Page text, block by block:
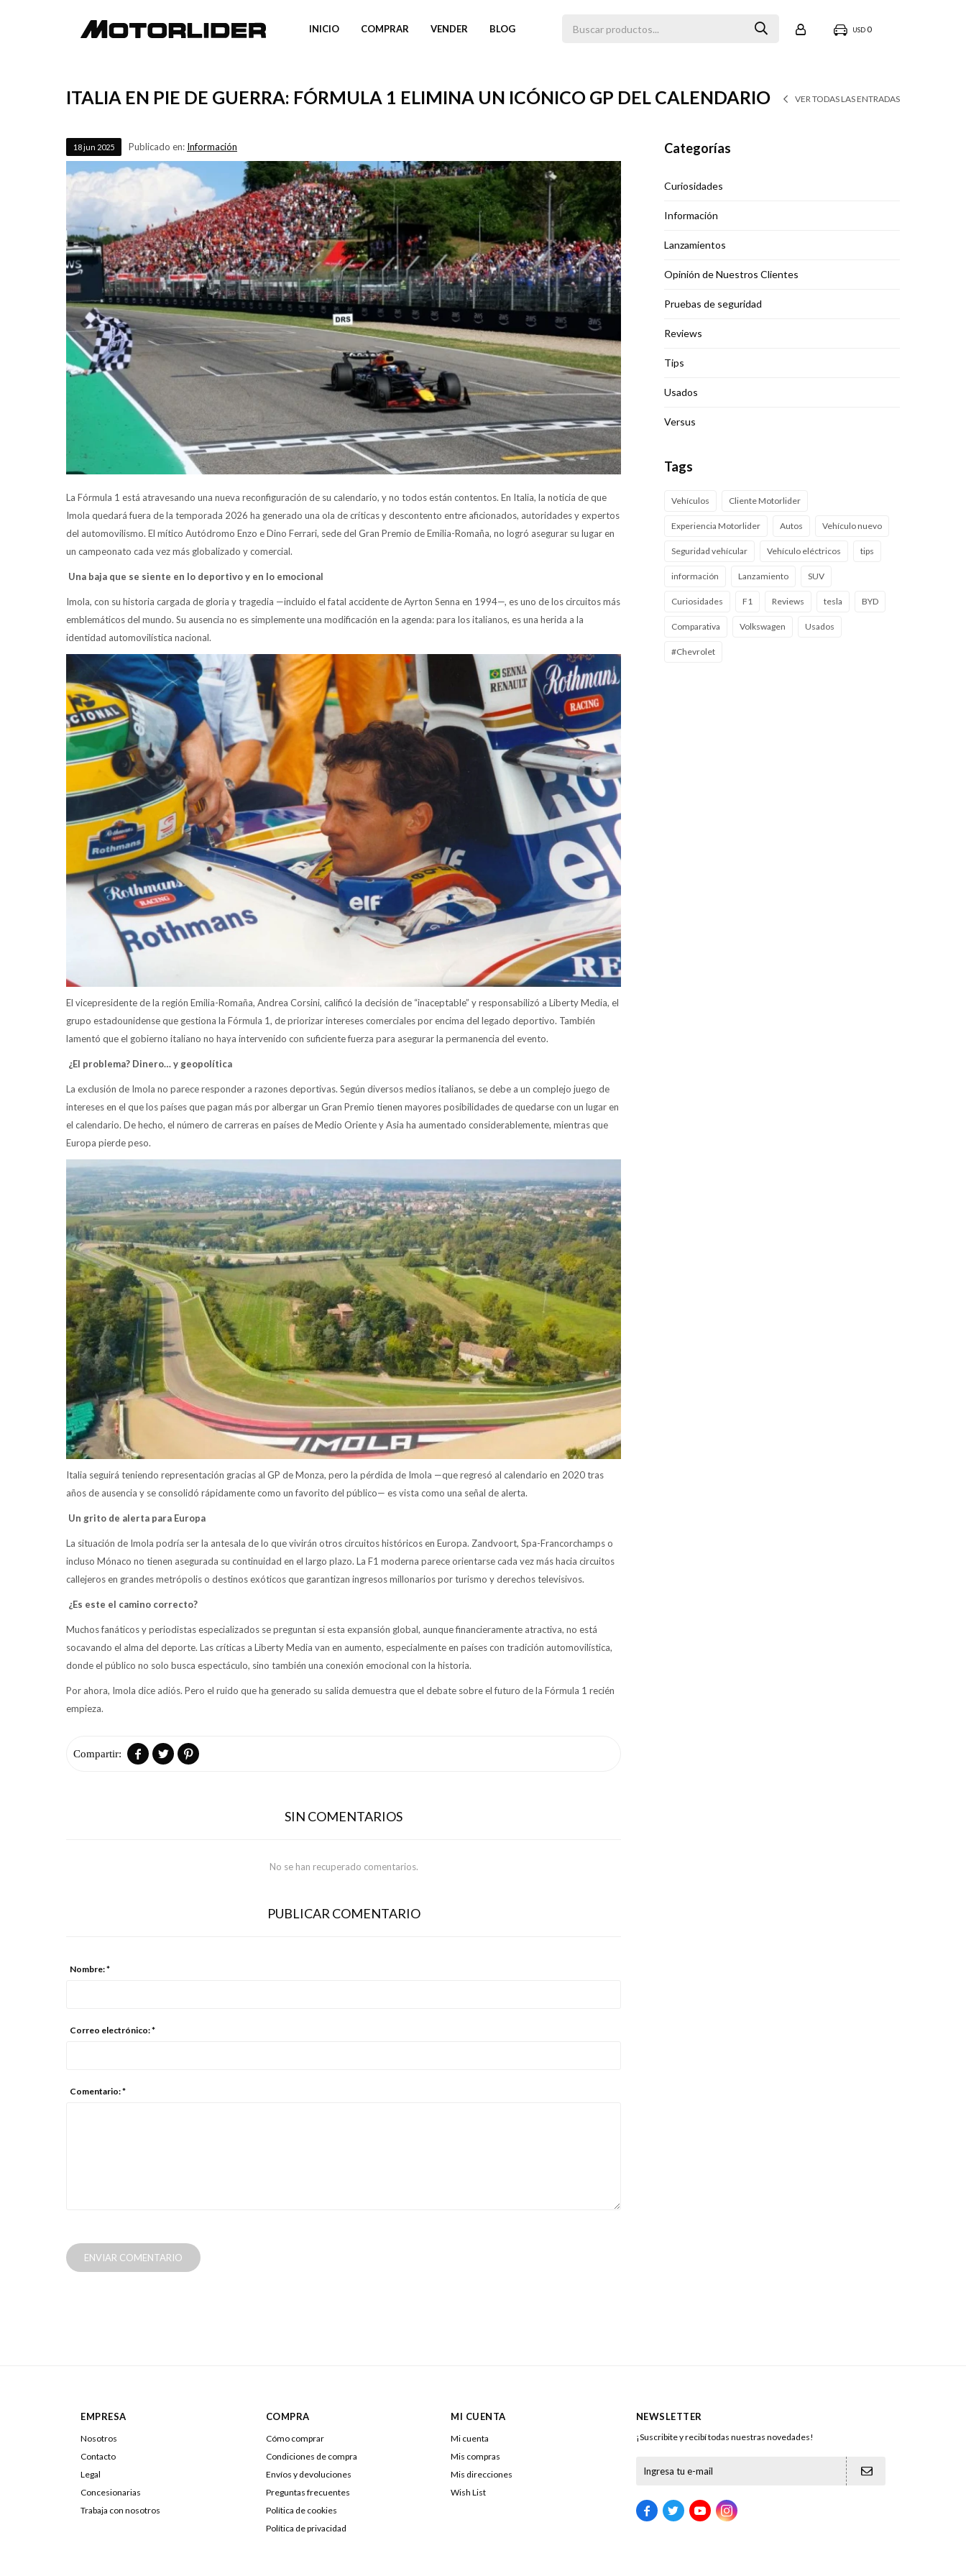
INICIO COMPRAR VENDER BLOG USD 0
ITALIA EN PIE DE GUERRA: FÓRMULA 1 ELIMINA UN ICÓNICO GP DEL CALENDARIO VER TODAS LAS ENTRADAS
18jun 2025 Publicado en: Información
La Fórmula 1 está atravesando una nueva reconfiguración de su calendario, y no todos están contentos. En Italia, la noticia de que
Imola quedará fuera de la temporada 2026 ha generado una ola de críticas y descontento entre aficionados, autoridades y expertos
del automovilismo. El mítico Autódromo Enzo e Dino Ferrari, sede del Gran Premio de Emilia-Romaña, no logró asegurar su lugar en
un campeonato cada vez más globalizado y comercial.
Una baja que se siente en lo deportivo y en lo emocional
Imola, con su historia cargada de gloria y tragedia —incluido el fatal accidente de Ayrton Senna en 1994—, es uno de los circuitos más
emblemáticos del mundo. Su ausencia no es simplemente una modificación en la agenda: para los italianos, es una herida a la
identidad automovilística nacional.
El vicepresidente de la región Emilia-Romaña, Andrea Corsini, calificó la decisión de “inaceptable” y responsabilizó a Liberty Media, el
grupo estadounidense que gestiona la Fórmula 1, de priorizar intereses comerciales por encima del legado deportivo. También
lamentó que el gobierno italiano no haya intervenido con suficiente fuerza para asegurar la permanencia del evento.
¿El problema? Dinero… y geopolítica
La exclusión de Imola no parece responder a razones deportivas. Según diversos medios italianos, se debe a un complejo juego de
intereses en el que los países que pagan más por albergar un Gran Premio tienen mayores posibilidades de quedarse con un lugar en
el calendario. De hecho, el número de carreras en países de Medio Oriente y Asia ha aumentado considerablemente, mientras que
Europa pierde peso.
Italia seguirá teniendo representación gracias al GP de Monza, pero la pérdida de Imola —que regresó al calendario en 2020 tras
años de ausencia y se consolidó rápidamente como un favorito del público— es vista como una señal de alerta.
Un grito de alerta para Europa
La situación de Imola podría ser la antesala de lo que vivirán otros circuitos históricos en Europa. Zandvoort, Spa-Francorchamps o
incluso Mónaco no tienen asegurada su continuidad en el largo plazo. La F1 moderna parece orientarse cada vez más hacia circuitos
callejeros en grandes metrópolis o destinos exóticos que garantizan ingresos millonarios por turismo y derechos televisivos.
¿Es este el camino correcto?
Muchos fanáticos y periodistas especializados se preguntan si esta expansión global, aunque financieramente atractiva, no está
socavando el alma del deporte. Las críticas a Liberty Media van en aumento, especialmente en países con tradición automovilística,
donde el público no solo busca espectáculo, sino también una conexión emocional con la historia.
Por ahora, Imola dice adiós. Pero el ruido que ha generado su salida demuestra que el debate sobre el futuro de la Fórmula 1 recién
empieza.
  
SIN COMENTARIOS
No se han recuperado comentarios.
PUBLICAR COMENTARIO
Nombre: *
Correo electrónico: *
Comentario: *
ENVIAR COMENTARIO
Categorías
Curiosidades
Información
Lanzamientos
Opinión de Nuestros Clientes
Pruebas de seguridad
Reviews
Tips
Usados
Versus
Tags
Vehículos Cliente Motorlider
Experiencia Motorlider Autos Vehículo nuevo
Seguridad vehícular Vehículo eléctricos tips
información Lanzamiento SUV
Curiosidades F1 Reviews tesla BYD
Comparativa Volkswagen Usados
#Chevrolet
EMPRESA
Nosotros
Contacto
Legal
Concesionarias
Trabaja con nosotros
COMPRA
Cómo comprar
Condiciones de compra
Envíos y devoluciones
Preguntas frecuentes
Política de cookies
Política de privacidad
MI CUENTA
Mi cuenta
Mis compras
Mis direcciones
Wish List
NEWSLETTER
¡Suscribite y recibí todas nuestras novedades!
   